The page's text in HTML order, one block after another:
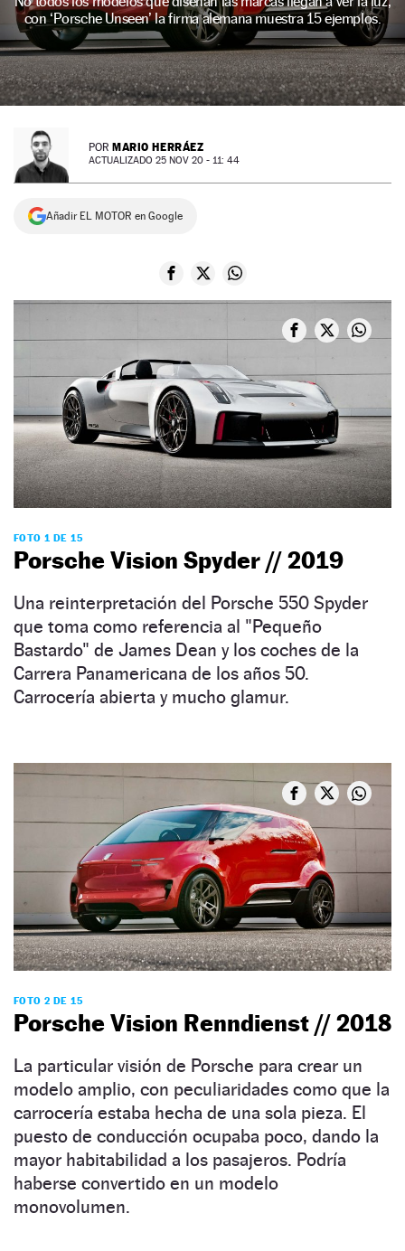
NEWSLETTER
SÍGUENOS
con ‘Porsche Unseen’ la firma alemana muestra 15 ejemplos.
POR MARIO HERRÁEZ
ACTUALIZADO 25 NOV 20 - 11: 44
Añadir EL MOTOR en Google
FOTO 1 DE 15
Porsche Vision Spyder // 2019
Una reinterpretación del Porsche 550 Spyder
que toma como referencia al "Pequeño
Bastardo" de James Dean y los coches de la
Carrera Panamericana de los años 50.
Carrocería abierta y mucho glamur.
FOTO 2 DE 15
Porsche Vision Renndienst // 2018
La particular visión de Porsche para crear un
modelo amplio, con peculiaridades como que la
carrocería estaba hecha de una sola pieza. El
puesto de conducción ocupaba poco, dando la
mayor habitabilidad a los pasajeros. Podría
haberse convertido en un modelo
monovolumen.